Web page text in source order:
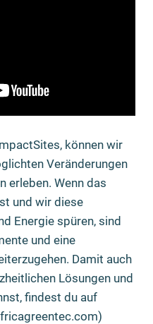
können wir
Veränderungen
erleben. Wenn das
und wir diese
Energie spüren, sind
und eine
Damit auch
Lösungen und
findest du auf